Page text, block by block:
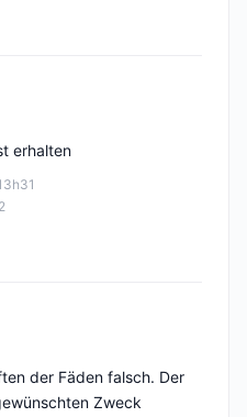
erhalten
der Fäden falsch. Der
Zweck